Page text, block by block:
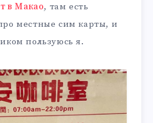
в Макао, там есть
местные сим карты, и
пользуюсь я.